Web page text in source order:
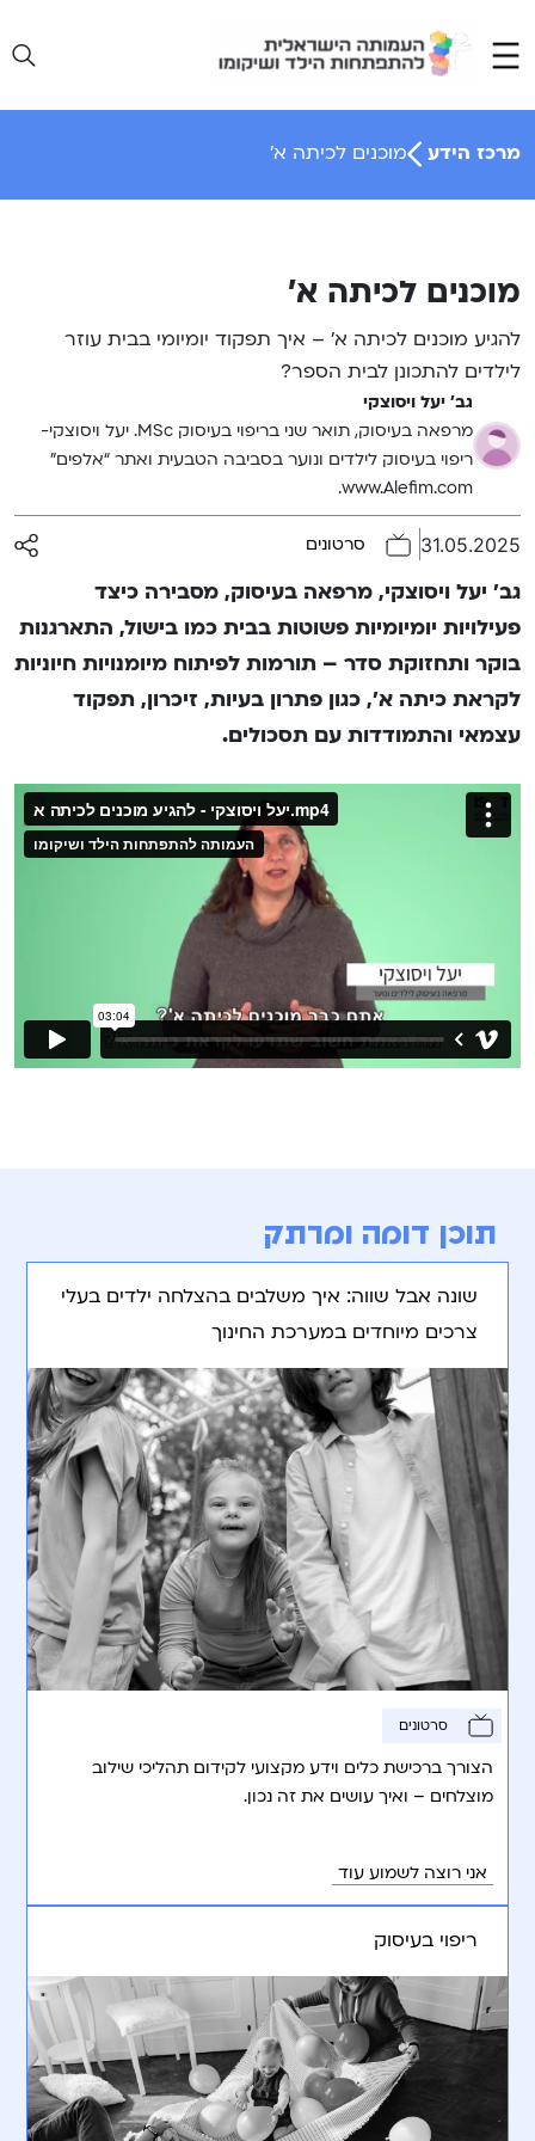
content
מרכז הידע מוכנים לכיתה א’
מוכנים לכיתה א’
להגיע מוכנים לכיתה א’ – איך תפקוד יומיומי בבית עוזר
לילדים להתכונן לבית הספר?
גב' יעל ויסוצקי
מרפאה בעיסוק, תואר שני בריפוי בעיסוק MSc. יעל ויסוצקי-
ריפוי בעיסוק לילדים ונוער בסביבה הטבעית ואתר “אלפים”
www.Alefim.com.
31.05.2025 סרטונים
גב’ יעל ויסוצקי, מרפאה בעיסוק, מסבירה כיצד
פעילויות יומיומיות פשוטות בבית כמו בישול, התארגנות
בוקר ותחזוקת סדר – תורמות לפיתוח מיומנויות חיוניות
לקראת כיתה א’, כגון פתרון בעיות, זיכרון, תפקוד
עצמאי והתמודדות עם תסכולים.
תוכן דומה ומרתק
שונה אבל שווה: איך משלבים בהצלחה ילדים בעלי
צרכים מיוחדים במערכת החינוך
סרטונים
הצורך ברכישת כלים וידע מקצועי לקידום תהליכי שילוב
מוצלחים – ואיך עושים את זה נכון.
אני רוצה לשמוע עוד
ריפוי בעיסוק